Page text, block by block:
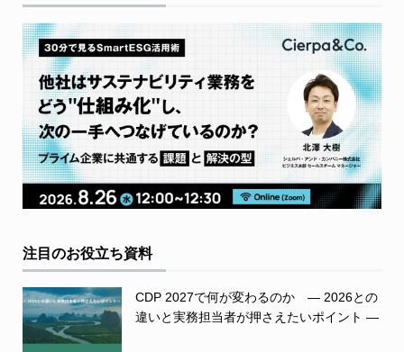
注目のお役立ち資料
CDP 2027で何が変わるのか ― 2026との
違いと実務担当者が押さえたいポイント ―